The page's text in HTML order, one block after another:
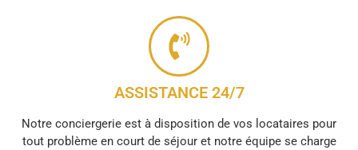
ASSISTANCE 24/7
Notre conciergerie est à disposition de vos locataires pour
tout problème en court de séjour et notre équipe se charge